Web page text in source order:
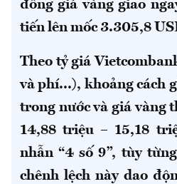
đồng giá vàng giao
tiến lên mốc 3.305,8
Theo tỷ giá
và phí...), khoảng cách
trong nước và giá vàng
14,88 triệu – 15,18
nhẫn “4 số 9”, tùy
chênh lệch này dao